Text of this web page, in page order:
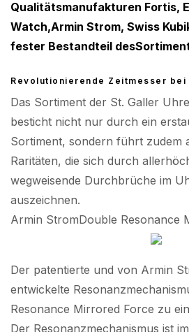
Qualitätsmanufakturen Fortis,
Watch,Armin Strom, Swiss
fester Bestandteil
Revolutionierende Zeitmesser bei
Das Sortiment der St. Galler
besticht nicht nur durch ein
Sortiment, sondern führt zudem
Raritäten, die sich durch
wegweisende Durchbrüche im
auszeichnen.
Armin StromDouble Resonance
Der patentierte und von Armin
entwickelte
Resonance Mirrored Force zu
Der Resonanzmechanismus ist